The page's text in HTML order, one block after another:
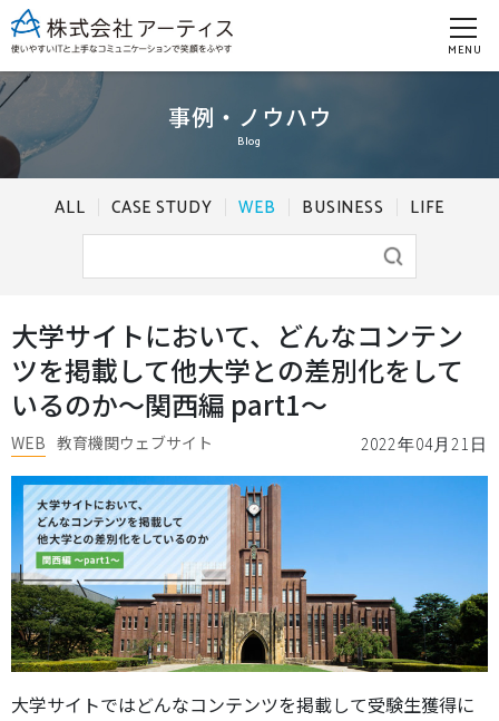
MENU
事例・ノウハウ
Blog
ALL CASE STUDY WEB BUSINESS LIFE
⼤学サイトにおいて、どんなコンテン
ツを掲載して他⼤学との差別化をして
いるのか〜関西編 part1〜
2022年04月21日
WEB 教育機関ウェブサイト
大学サイトではどんなコンテンツを掲載して受験生獲得に